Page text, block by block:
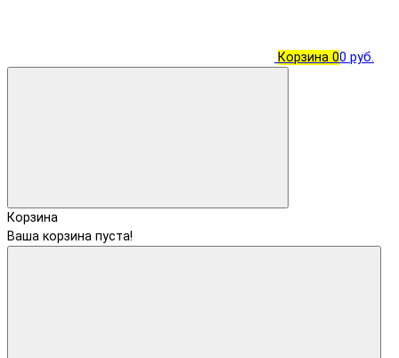
Корзина 00 руб.
Корзина
Ваша корзина пуста!